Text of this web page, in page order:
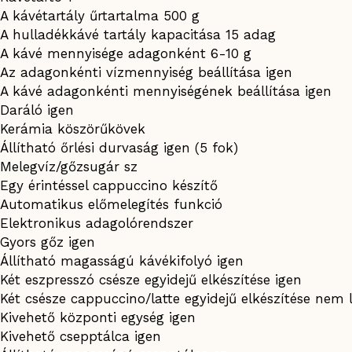
A kávétartály űrtartalma 500 g
A hulladékkávé tartály kapacitása 15 adag
A kávé mennyisége adagonként 6-10 g
Az adagonkénti vízmennyiség beállítása igen
A kávé adagonkénti mennyiségének beállítása igen
Daráló igen
Kerámia köszörűkövek
Állítható őrlési durvaság igen (5 fok)
Melegvíz/gőzsugár sz
Egy érintéssel cappuccino készítő
Automatikus előmelegítés funkció
Elektronikus adagolórendszer
Gyors gőz igen
Állítható magasságú kávékifolyó igen
Két eszpresszó csésze egyidejű elkészítése igen
Két csésze cappuccino/latte egyidejű elkészítése nem
Kivehető központi egység igen
Kivehető csepptálca igen